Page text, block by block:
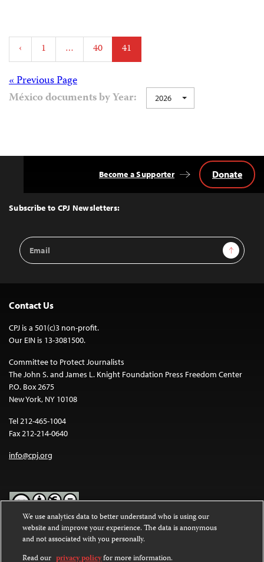
Posts
pagination
‹ 1 … 40 41
Posts
« Previous Page
México documents by Year:
2026
Top
Subscribe to CPJ Newsletters:
Email
Address
Sign Up
Become a Supporter Donate
Contact Us
CPJ is a 501(c)3 non-profit.
Our EIN is 13-3081500.
Committee to Protect Journalists
The John S. and James L. Knight Foundation Press Freedom Center
P.O. Box 2675
New York, NY 10108
Tel 212-465-1004
Fax 212-214-0640
info@cpj.org
Except where noted, text on this website is licensed under a
Commons Attribution-NonCommercial-NoDerivatives 4.0
International License.
We use analytics data to better understand who is using our
website and improve your experience. The data is anonymous
and not associated with you personally.
Read our privacy policyfor more information.